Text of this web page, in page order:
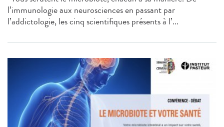
l’immunologie aux neurosciences en passant par
l’addictologie, les cinq scientifiques présents à l’...